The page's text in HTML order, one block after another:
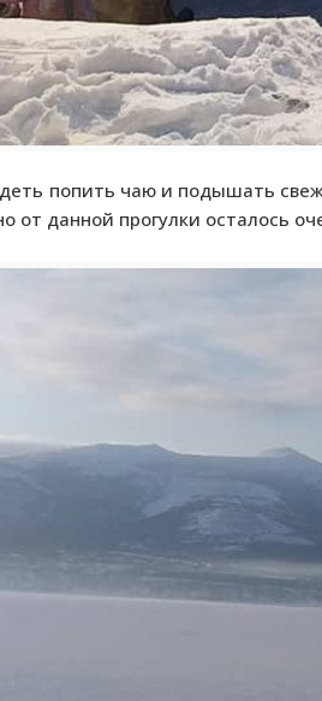
попить чаю и подышать
от данной прогулки осталось